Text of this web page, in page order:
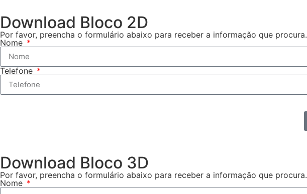
Download Bloco 2D
Por favor, preencha o formulário abaixo para receber a informação que procura.
Nome
Telefone
Download Bloco 3D
Por favor, preencha o formulário abaixo para receber a informação que procura.
Nome